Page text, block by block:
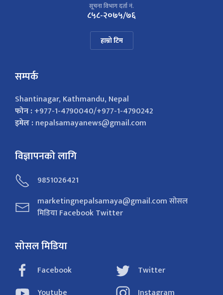
सूचना विभाग दर्ता नं.
८५८-२०७५/७६
हाम्रो टिम
सम्पर्क
Shantinagar, Kathmandu, Nepal
फोन :+977-1-4790040/+977-1-4790242
इमेल :nepalsamayanews@gmail.com
विज्ञापनको लागि
9851026421
marketingnepalsamaya@gmail.com सोसल
मिडिया Facebook Twitter
सोसल मिडिया
Facebook
Twitter